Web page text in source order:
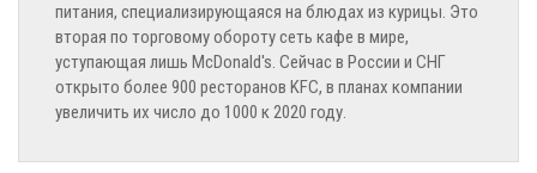
питания, специализирующаяся на блюдах из курицы. Это
вторая по торговому обороту сеть кафе в мире,
уступающая лишь McDonald's. Сейчас в России и СНГ
открыто более 900 ресторанов KFC, в планах компании
увеличить их число до 1000 к 2020 году.